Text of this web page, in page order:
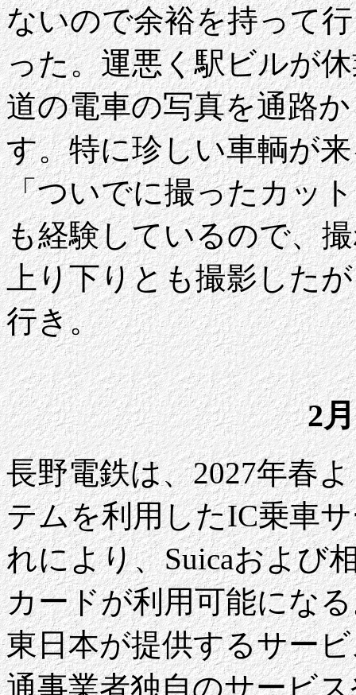
ないので余裕を持って
った。運悪く駅ビルが
道の電車の写真を通路
す。特に珍しい車輌が
「ついでに撮ったカッ
も経験しているので、
上り下りとも撮影した
行き。
2
長野電鉄は、2027年春
テムを利用したIC乗車
れにより、Suicaおよび
カードが利用可能にな
東日本が提供するサー
通事業者独自のサービ